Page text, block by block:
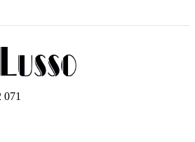
071